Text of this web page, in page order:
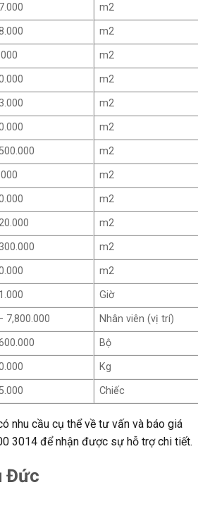
m2
m2
m2
m2
m2
m2
m2
m2
m2
m2
m2
m2
Giờ
7,800.000
Nhân viên (vị trí)
Bộ
Kg
Chiếc
nhu cầu cụ thể về tư vấn và báo giá
3014 để nhận được sự hỗ trợ chi tiết.
Đức